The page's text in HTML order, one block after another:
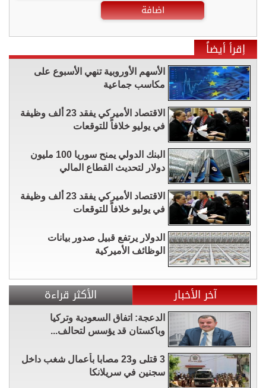
اضافة
إقرأ أيضاً
الأسهم الأوروبية تنهي الأسبوع على
مكاسب جماعية
الاقتصاد الأميركي يفقد 23 ألف وظيفة
في يوليو خلافاً للتوقعات
البنك الدولي يمنح سوريا 100 مليون
دولار لتحديث القطاع المالي
الاقتصاد الأميركي يفقد 23 ألف وظيفة
في يوليو خلافاً للتوقعات
الدولار يرتفع قبيل صدور بيانات
الوظائف الأميركية
آخر الأخبار الأكثر قراءة
الدعجة: اتفاق السعودية وتركيا
وباكستان قد يؤسس لتحالف...
3 قتلى و23 مصابا بأعمال شغب داخل
سجنين في سريلانكا